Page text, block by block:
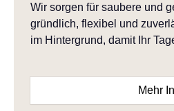
Wir sorgen für saubere und
gründlich, flexibel und
im Hintergrund, damit Ihr
Mehr